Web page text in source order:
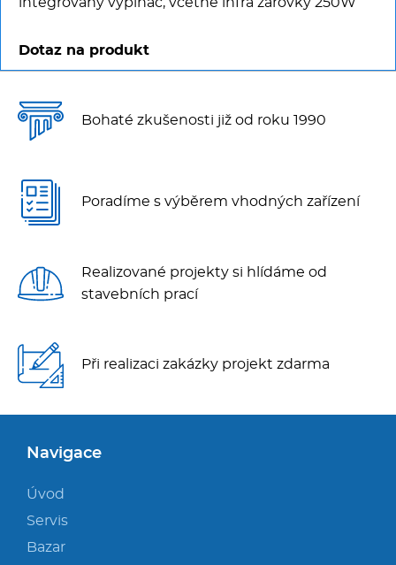
Dotaz na produkt
Bohaté zkušenosti již od roku 1990
Poradíme s výběrem vhodných zařízení
Realizované projekty si hlídáme od
stavebních prací
Při realizaci zakázky projekt zdarma
Navigace
Úvod
Servis
Bazar